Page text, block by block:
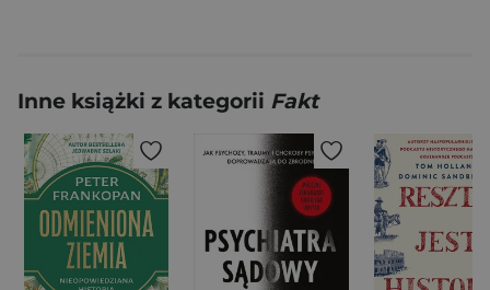
Inne książki z kategorii Fakt